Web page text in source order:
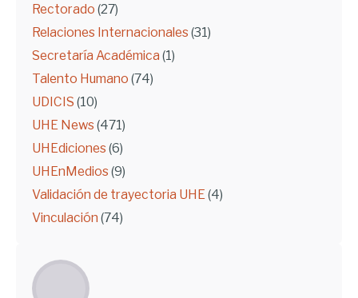
Rectorado (27)
Relaciones Internacionales (31)
Secretaría Académica (1)
Talento Humano (74)
UDICIS (10)
UHE News (471)
UHEdiciones (6)
UHEnMedios (9)
Validación de trayectoria UHE (4)
Vinculación (74)